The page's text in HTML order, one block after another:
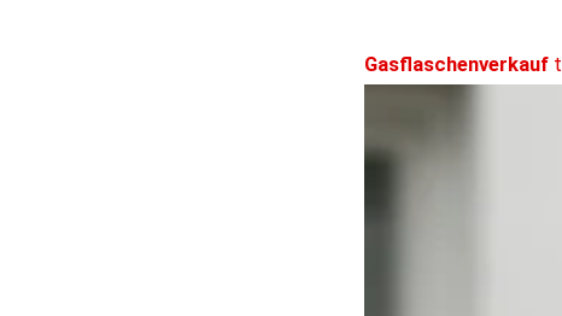
Gasflaschenverkauf